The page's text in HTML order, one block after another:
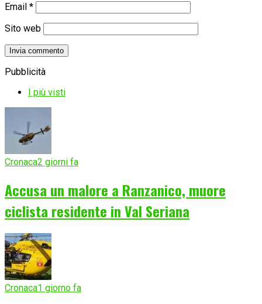
Email *
Sito web
Pubblicità
I più visti
Cronaca2 giorni fa
Accusa un malore a Ranzanico, muore
ciclista residente in Val Seriana
Cronaca1 giorno fa